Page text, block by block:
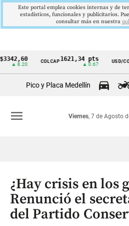
Cintillo
Colombia
COLCAP1621,34 pts USD/COP
▲
Pico y Placa Medellín
Viernes, 7 de Agosto
menu
¿Hay crisis en los
Renunció el
del Partido
Este portal emplea cookies internas y de
estadísticos, funcionales y publicitarios.
consultar más en nuestra